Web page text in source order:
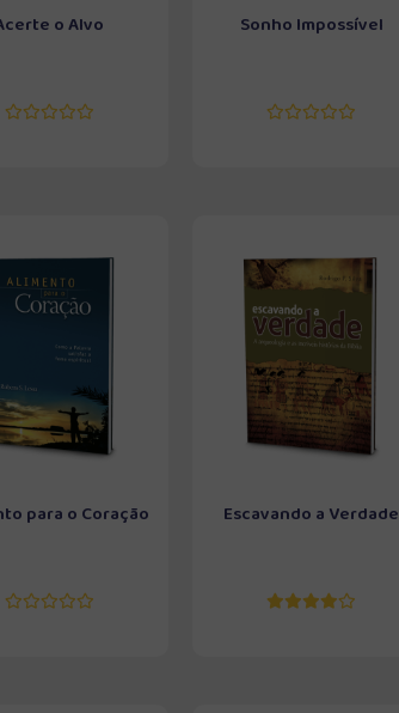
o Alvo Sonho Impossível
para o Coração Escavando a Verdade